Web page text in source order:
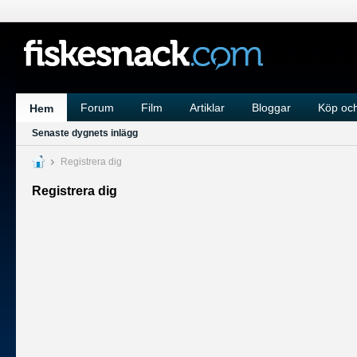
Hem Forum Film Artiklar Bloggar Köp
Senaste dygnets inlägg
Registrera dig
Registrera dig